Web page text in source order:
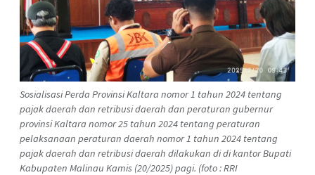
Sosialisasi Perda Provinsi Kaltara nomor 1 tahun 2024 tentang
pajak daerah dan retribusi daerah dan peraturan gubernur
provinsi Kaltara nomor 25 tahun 2024 tentang peraturan
pelaksanaan peraturan daerah nomor 1 tahun 2024 tentang
pajak daerah dan retribusi daerah dilakukan di di kantor Bupati
Kabupaten Malinau Kamis (20/2025) pagi. (foto : RRI